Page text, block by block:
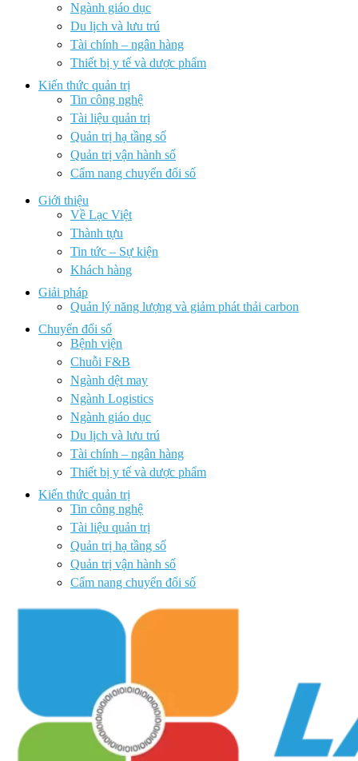
Ngành giáo dục
Du lịch và lưu trú
Tài chính – ngân hàng
Thiết bị y tế và dược phẩm
Kiến thức quản trị
Tin công nghệ
Tài liệu quản trị
Quản trị hạ tầng số
Quản trị vận hành số
Cẩm nang chuyển đổi số
Giới thiệu
Về Lạc Việt
Thành tựu
Tin tức – Sự kiện
Khách hàng
Giải pháp
Quản lý năng lượng và giảm phát thải carbon
Chuyển đổi số
Bệnh viện
Chuỗi F&B
Ngành dệt may
Ngành Logistics
Ngành giáo dục
Du lịch và lưu trú
Tài chính – ngân hàng
Thiết bị y tế và dược phẩm
Kiến thức quản trị
Tin công nghệ
Tài liệu quản trị
Quản trị hạ tầng số
Quản trị vận hành số
Cẩm nang chuyển đổi số